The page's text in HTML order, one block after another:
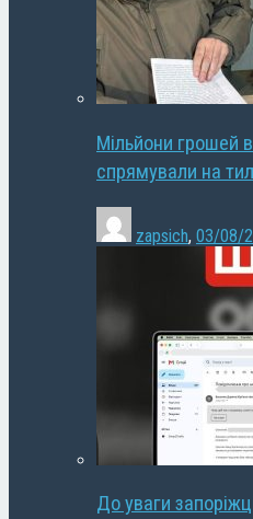
Мільйони грошей
спрямували на
zapsich, 03/08/
До уваги